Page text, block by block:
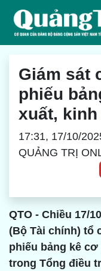
Giám sát
phiếu
xuất, kinh
17:31, 17/10/
QUẢNG TRỊ
QTO - Chiều 17/
(Bộ Tài chính) tổ
phiếu bảng kê
trong Tổng điều